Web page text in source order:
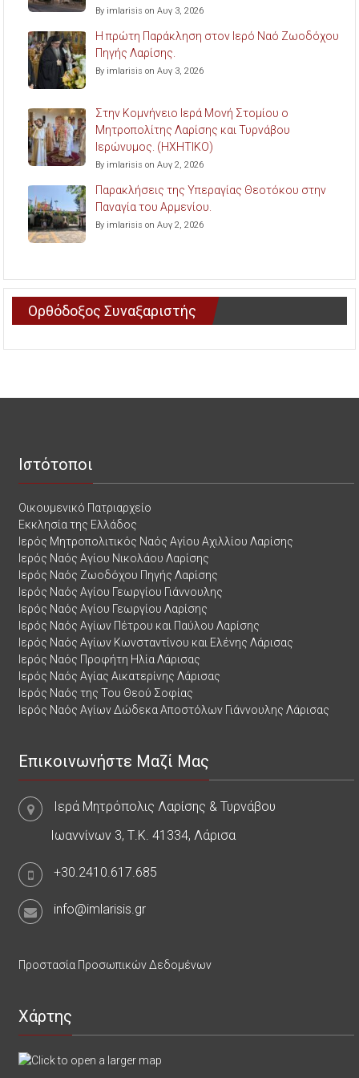
By imlarisis on Αυγ 3, 2026
Η πρώτη Παράκληση στον Ιερό Ναό Ζωοδόχου
Πηγής Λαρίσης.
By imlarisis on Αυγ 3, 2026
Στην Κομνήνειο Ιερά Μονή Στομίου ο
Μητροπολίτης Λαρίσης και Τυρνάβου
Ιερώνυμος. (ΗΧΗΤΙΚΟ)
By imlarisis on Αυγ 2, 2026
Παρακλήσεις της Υπεραγίας Θεοτόκου στην
Παναγία του Αρμενίου.
By imlarisis on Αυγ 2, 2026
Ορθόδοξος Συναξαριστής
Ιστότοποι
Οικουμενικό Πατριαρχείο
Εκκλησία της Ελλάδος
Ιερός Μητροπολιτικός Ναός Αγίου Αχιλλίου Λαρίσης
Ιερός Ναός Αγίου Νικολάου Λαρίσης
Ιερός Ναός Ζωοδόχου Πηγής Λαρίσης
Ιερός Ναός Αγίου Γεωργίου Γιάννουλης
Ιερός Ναός Αγίου Γεωργίου Λαρίσης
Ιερός Ναός Αγίων Πέτρου και Παύλου Λαρίσης
Ιερός Ναός Αγίων Κωνσταντίνου και Ελένης Λάρισας
Ιερός Ναός Προφήτη Ηλία Λάρισας
Ιερός Ναός Αγίας Αικατερίνης Λάρισας
Ιερός Ναός της Του Θεού Σοφίας
Ιερός Ναός Αγίων Δώδεκα Αποστόλων Γιάννουλης Λάρισας
Επικοινωνήστε Μαζί Μας
Ιερά Μητρόπολις Λαρίσης & Τυρνάβου
Ιωαννίνων 3, Τ.Κ. 41334, Λάρισα
+30.2410.617.685
info@imlarisis.gr
Προστασία Προσωπικών Δεδομένων
Χάρτης